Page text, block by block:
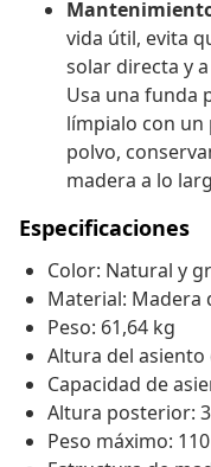
vida útil, evita
solar directa y
Usa una funda
límpialo con
polvo,
madera a lo
Especificaciones
Color: Natural y
Material: Madera
Peso: 61,64 kg
Altura del asiento
Capacidad de
Altura posterior:
Peso máximo: